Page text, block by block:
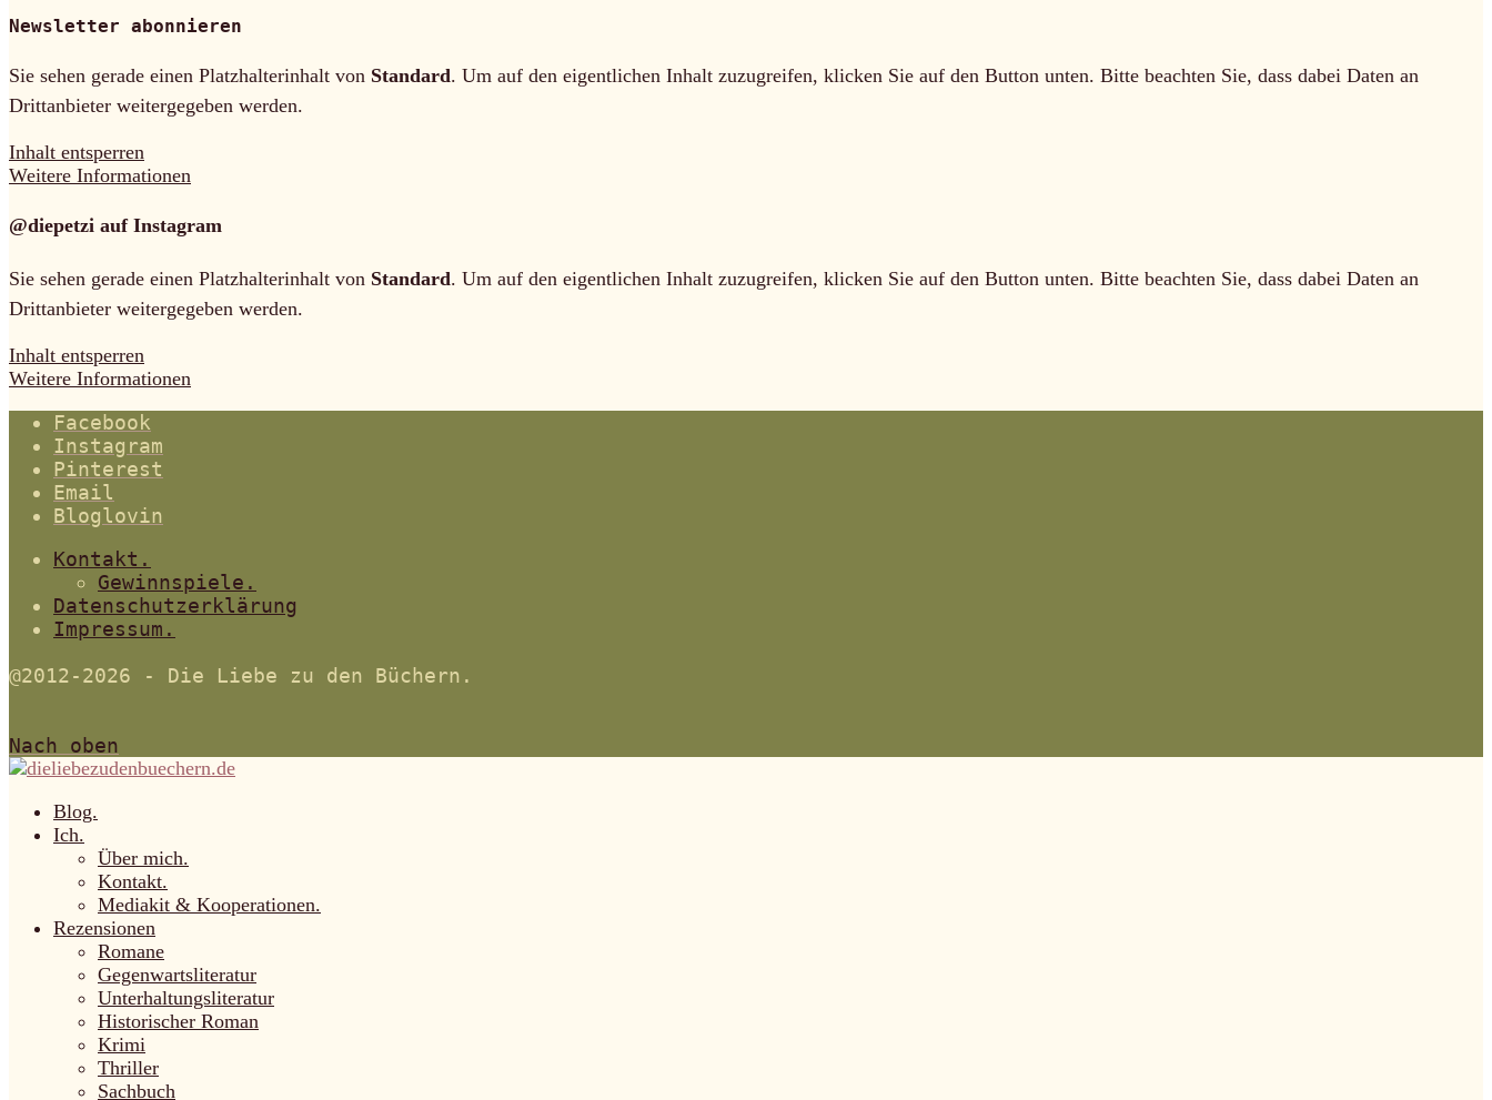
Newsletter abonnieren
Sie sehen gerade einen Platzhalterinhalt von Standard. Um auf den eigentlichen Inhalt zuzugreifen, klicken Sie auf den Button unten. Bitte beachten Sie, dass dabei Daten an
Drittanbieter weitergegeben werden.
Inhalt entsperren
Weitere Informationen
@diepetzi auf Instagram
Sie sehen gerade einen Platzhalterinhalt von Standard. Um auf den eigentlichen Inhalt zuzugreifen, klicken Sie auf den Button unten. Bitte beachten Sie, dass dabei Daten an
Drittanbieter weitergegeben werden.
Inhalt entsperren
Weitere Informationen
Facebook
Instagram
Pinterest
Email
Bloglovin
Kontakt.
Gewinnspiele.
Datenschutzerklärung
Impressum.
@2012-2026 - Die Liebe zu den Büchern.
Nach oben
Blog.
Ich.
Über mich.
Kontakt.
Mediakit & Kooperationen.
Rezensionen
Romane
Gegenwartsliteratur
Unterhaltungsliteratur
Historischer Roman
Krimi
Thriller
Sachbuch